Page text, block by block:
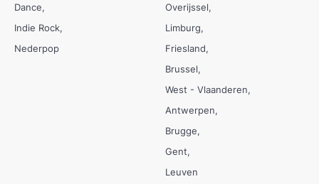
Dance
Indie Rock
Nederpop
Overijssel
Limburg
Friesland
Brussel
West - Vlaanderen
Antwerpen
Brugge
Gent
Leuven